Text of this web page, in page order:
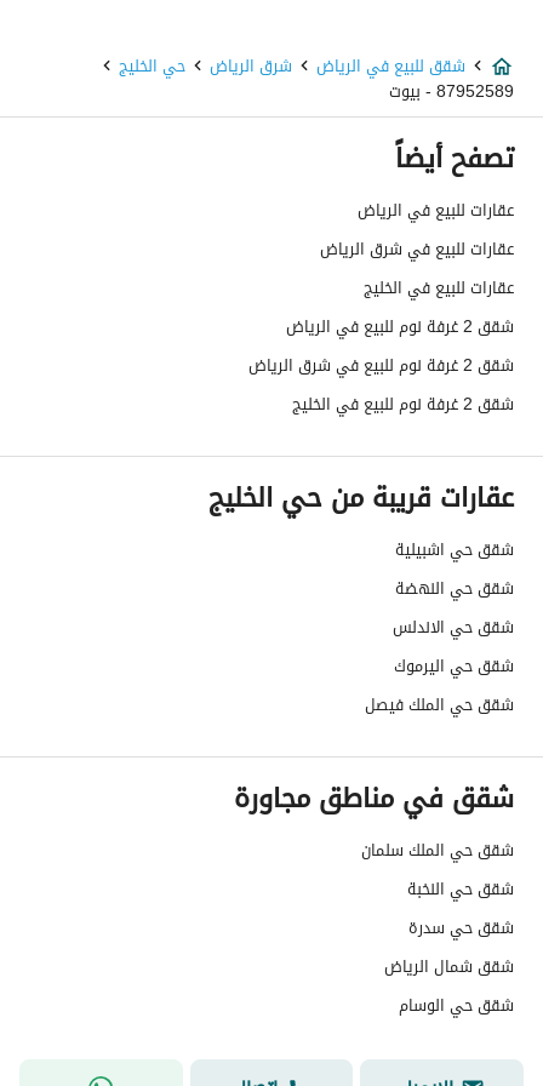
عرض الشارع
0
رقم المخطط
1932
رقم صك الملكية
واجهة العقار
حدود واطوال العقار
الضمانات والمدة
-
قنوات الاعلان
العقار ؟
مطابقة لكود البناء
السعودي
العقار مرهون
العقار مقيد
ملاحظات
-
حدود العقار/الملكية
الشمالي
الشرقي
الغربي
شقق للبيع في الرياض شرق الرياض حي الخليج
87952589 - بيوت
تصفح أيضاً
عقارات للبيع في الرياض
عقارات للبيع في شرق الرياض
عقارات للبيع في الخليج
شقق 2 غرفة نوم للبيع في الرياض
شقق 2 غرفة نوم للبيع في شرق الرياض
شقق 2 غرفة نوم للبيع في الخليج
عقارات قريبة من حي الخليج
شقق حي اشبيلية
شقق حي النهضة
شقق حي الاندلس
شقق حي اليرموك
شقق حي الملك فيصل
شقق في مناطق مجاورة
شقق حي الملك سلمان
شقق حي النخبة
شقق حي سدرة
شقق شمال الرياض
شقق حي الوسام